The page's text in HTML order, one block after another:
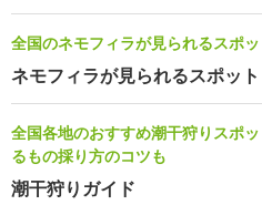
全国のネモフィラが見られるスポ
ネモフィラが見られるスポット
全国各地のおすすめ潮干狩りスポ
るもの採り方のコツも
潮干狩りガイド